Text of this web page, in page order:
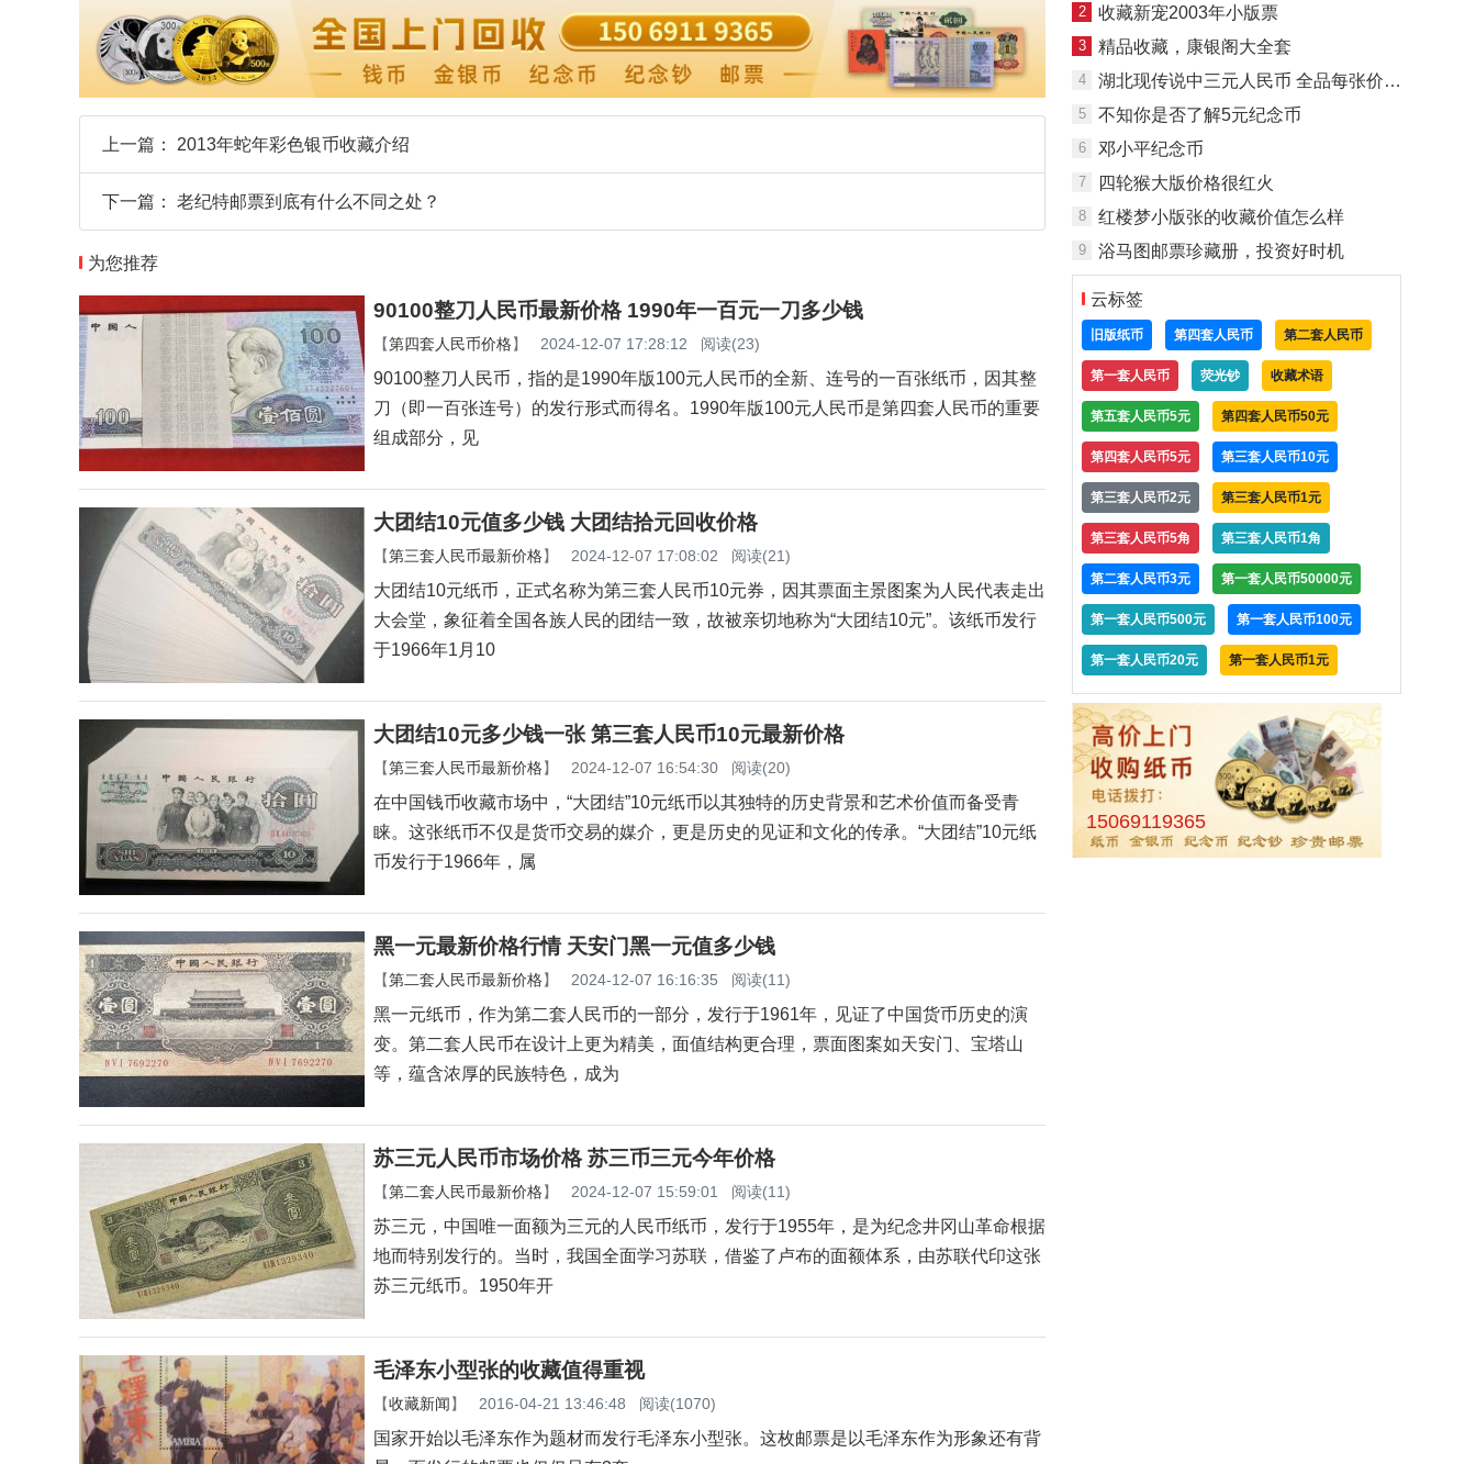
上一篇： 2013年蛇年彩色银币收藏介绍
下一篇： 老纪特邮票到底有什么不同之处？
为您推荐
90100整刀人民币最新价格 1990年一百元一刀多少钱
【第四套人民币价格】 2024-12-07 17:28:12 阅读(23)
90100整刀人民币，指的是1990年版100元人民币的全新、连号的一百张纸币，因其整
刀（即一百张连号）的发行形式而得名。1990年版100元人民币是第四套人民币的重要
组成部分，见
大团结10元值多少钱 大团结拾元回收价格
【第三套人民币最新价格】 2024-12-07 17:08:02 阅读(21)
大团结10元纸币，正式名称为第三套人民币10元券，因其票面主景图案为人民代表走出
大会堂，象征着全国各族人民的团结一致，故被亲切地称为“大团结10元”。该纸币发行
于1966年1月10
大团结10元多少钱一张 第三套人民币10元最新价格
【第三套人民币最新价格】 2024-12-07 16:54:30 阅读(20)
在中国钱币收藏市场中，“大团结”10元纸币以其独特的历史背景和艺术价值而备受青
睐。这张纸币不仅是货币交易的媒介，更是历史的见证和文化的传承。“大团结”10元纸
币发行于1966年，属
黑一元最新价格行情 天安门黑一元值多少钱
【第二套人民币最新价格】 2024-12-07 16:16:35 阅读(11)
黑一元纸币，作为第二套人民币的一部分，发行于1961年，见证了中国货币历史的演
变。第二套人民币在设计上更为精美，面值结构更合理，票面图案如天安门、宝塔山
等，蕴含浓厚的民族特色，成为
苏三元人民币市场价格 苏三币三元今年价格
【第二套人民币最新价格】 2024-12-07 15:59:01 阅读(11)
苏三元，中国唯一面额为三元的人民币纸币，发行于1955年，是为纪念井冈山革命根据
地而特别发行的。当时，我国全面学习苏联，借鉴了卢布的面额体系，由苏联代印这张
苏三元纸币。1950年开
毛泽东小型张的收藏值得重视
【收藏新闻】 2016-04-21 13:46:48 阅读(1070)
国家开始以毛泽东作为题材而发行毛泽东小型张。这枚邮票是以毛泽东作为形象还有背
2 收藏新宠2003年小版票
3 精品收藏，康银阁大全套
4 湖北现传说中三元人民币 全品每张价值约4万元
5 不知你是否了解5元纪念币
6 邓小平纪念币
7 四轮猴大版价格很红火
8 红楼梦小版张的收藏价值怎么样
9 浴马图邮票珍藏册，投资好时机
云标签
旧版纸币 第四套人民币 第二套人民币
第一套人民币 荧光钞 收藏术语
第五套人民币5元 第四套人民币50元
第四套人民币5元 第三套人民币10元
第三套人民币2元 第三套人民币1元
第三套人民币5角 第三套人民币1角
第二套人民币3元 第一套人民币50000元
第一套人民币500元 第一套人民币100元
第一套人民币20元 第一套人民币1元
15069119365